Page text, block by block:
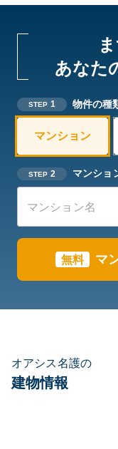
あなた
STEP 1 物件の種
マンション
STEP 2 マンショ
無料 マ
オアシス名護の
建物情報